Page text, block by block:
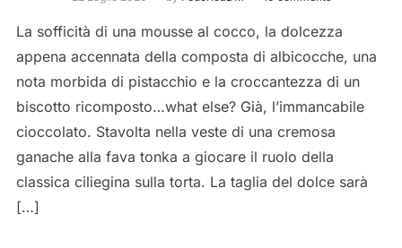
La sofficità di una mousse al cocco, la dolcezza
appena accennata della composta di albicocche, una
nota morbida di pistacchio e la croccantezza di un
biscotto ricomposto…what else? Già, l’immancabile
cioccolato. Stavolta nella veste di una cremosa
ganache alla fava tonka a giocare il ruolo della
classica ciliegina sulla torta. La taglia del dolce sarà
[…]